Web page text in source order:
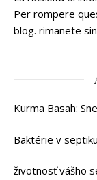
Per rompere
blog. rimanete
Kurma Basah:
Baktérie v
životnosť vášho